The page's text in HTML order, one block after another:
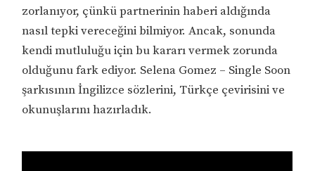
zorlanıyor, çünkü partnerinin haberi aldığında
nasıl tepki vereceğini bilmiyor. Ancak, sonunda
kendi mutluluğu için bu kararı vermek zorunda
olduğunu fark ediyor. Selena Gomez – Single Soon
şarkısının İngilizce sözlerini, Türkçe çevirisini ve
okunuşlarını hazırladık.